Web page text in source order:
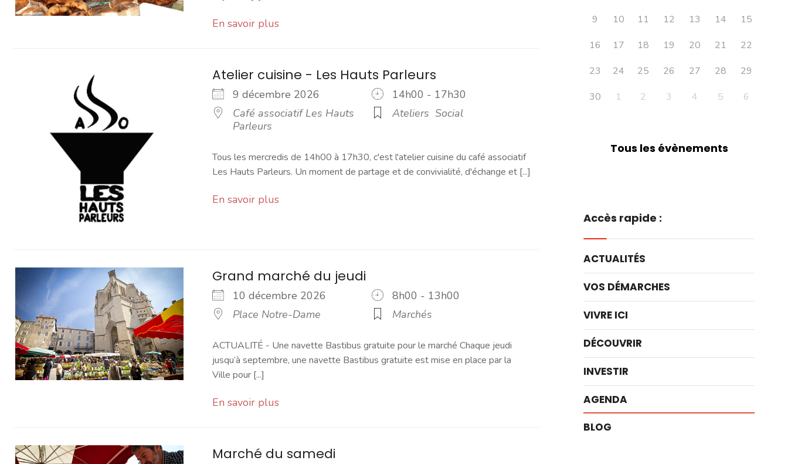
En savoir plus
Atelier cuisine - Les Hauts Parleurs
9 décembre 2026
14h00 - 17h30
Café associatif Les Hauts
Parleurs
Ateliers Social
Tous les mercredis de 14h00 à 17h30, c'est l'atelier cuisine du café associatif
Les Hauts Parleurs. Un moment de partage et de convivialité, d'échange et [...]
En savoir plus
Grand marché du jeudi
10 décembre 2026
8h00 - 13h00
Place Notre-Dame
Marchés
ACTUALITÉ - Une navette Bastibus gratuite pour le marché Chaque jeudi
jusqu’à septembre, une navette Bastibus gratuite est mise en place par la
Ville pour [...]
En savoir plus
Marché du samedi
9
10 11 12 13 14
15
16
17 18 19 20 21
22
23
24 25 26 27 28
29
30
1 2 3 4 5 6
Tous les évènements
Accès rapide :
ACTUALITÉS
VOS DÉMARCHES
VIVRE ICI
DÉCOUVRIR
INVESTIR
AGENDA
BLOG